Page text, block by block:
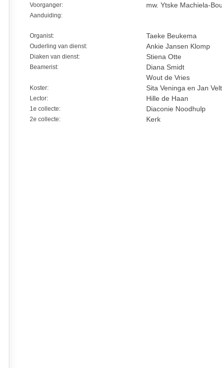
Voorganger: mw. Ytske Machiela-
Aanduiding:
Organist: Taeke Beukema
Ouderling van dienst: Ankie Jansen Klomp
Diaken van dienst: Stiena Otte
Beamerist:
Diana Smidt
Wout de Vries
Koster: Sita Veninga en Jan
Lector: Hille de Haan
1e collecte: Diaconie Noodhulp
2e collecte: Kerk